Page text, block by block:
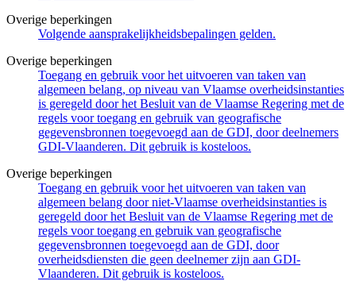
Overige beperkingen
Volgende aansprakelijkheidsbepalingen gelden.
Overige beperkingen
Toegang en gebruik voor het uitvoeren van taken van
algemeen belang, op niveau van Vlaamse overheidsinstanties
is geregeld door het Besluit van de Vlaamse Regering met de
regels voor toegang en gebruik van geografische
gegevensbronnen toegevoegd aan de GDI, door deelnemers
GDI-Vlaanderen. Dit gebruik is kosteloos.
Overige beperkingen
Toegang en gebruik voor het uitvoeren van taken van
algemeen belang door niet-Vlaamse overheidsinstanties is
geregeld door het Besluit van de Vlaamse Regering met de
regels voor toegang en gebruik van geografische
gegevensbronnen toegevoegd aan de GDI, door
overheidsdiensten die geen deelnemer zijn aan GDI-
Vlaanderen. Dit gebruik is kosteloos.